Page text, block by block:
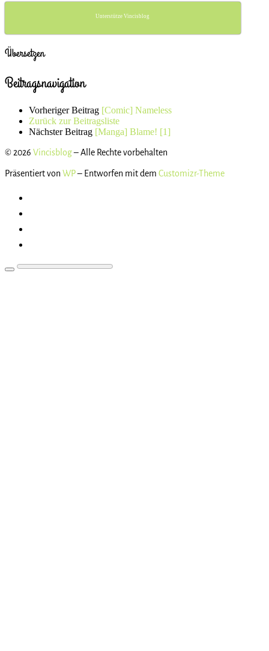
Unterstütze Vincisblog
Übersetzen
Beitragsnavigation
Vorheriger Beitrag [Comic] Nameless
Zurück zur Beitragsliste
Nächster Beitrag [Manga] Blame! [1]
© 2026 Vincisblog– Alle Rechte vorbehalten
Präsentiert von WP– Entworfen mit dem Customizr-Theme